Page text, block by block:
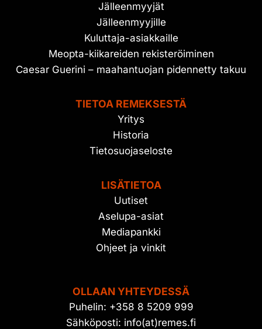
Jälleenmyyjät
Jälleenmyyjille
Kuluttaja-asiakkaille
Meopta-kiikareiden rekisteröiminen
Caesar Guerini – maahantuojan pidennetty takuu
TIETOA REMEKSESTÄ
Yritys
Historia
Tietosuojaseloste
LISÄTIETOA
Uutiset
Aselupa-asiat
Mediapankki
Ohjeet ja vinkit
OLLAAN YHTEYDESSÄ
Puhelin: +358 8 5209 999
Sähköposti: info(at)remes.fi